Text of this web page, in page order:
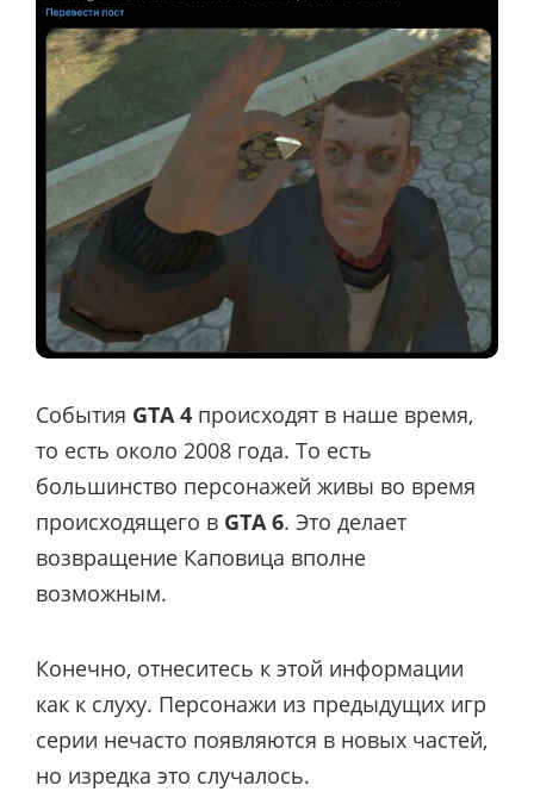
События GTA 4 происходят в наше время,
то есть около 2008 года. То есть
большинство персонажей живы во время
происходящего в GTA 6. Это делает
возвращение Каповица вполне
возможным.
Конечно, отнеситесь к этой информации
как к слуху. Персонажи из предыдущих игр
серии нечасто появляются в новых частей,
но изредка это случалось.